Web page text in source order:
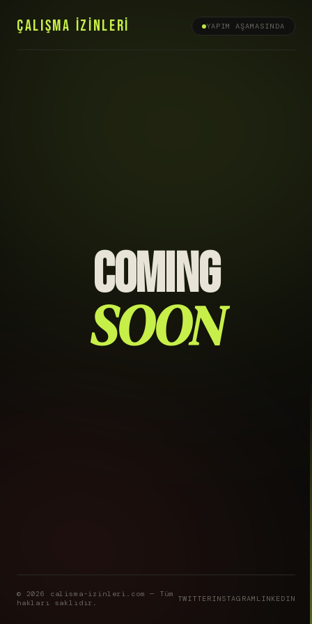
ÇALIŞMA İZİNLERİ YAPIM AŞAMASINDA
COMING
SOON
© 2026 calisma-izinleri.com — Tüm
hakları saklıdır.
TWITTERINSTAGRAM LINKEDIN